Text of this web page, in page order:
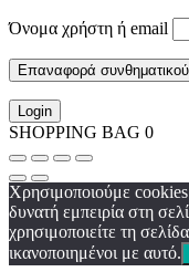
Όνομα χρήστη ή email
Επαναφορά συνθηματικού
Login
SHOPPING BAG 0
Χρησιμοποιούμε
δυνατή εμπειρία στη
χρησιμοποιείτε τη
ικανοποιημένοι με αυτό.